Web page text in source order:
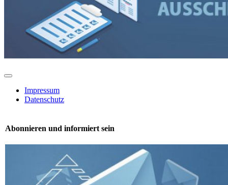
Toggle
NavigationImpressum
Datenschutz
Abonnieren und informiert sein